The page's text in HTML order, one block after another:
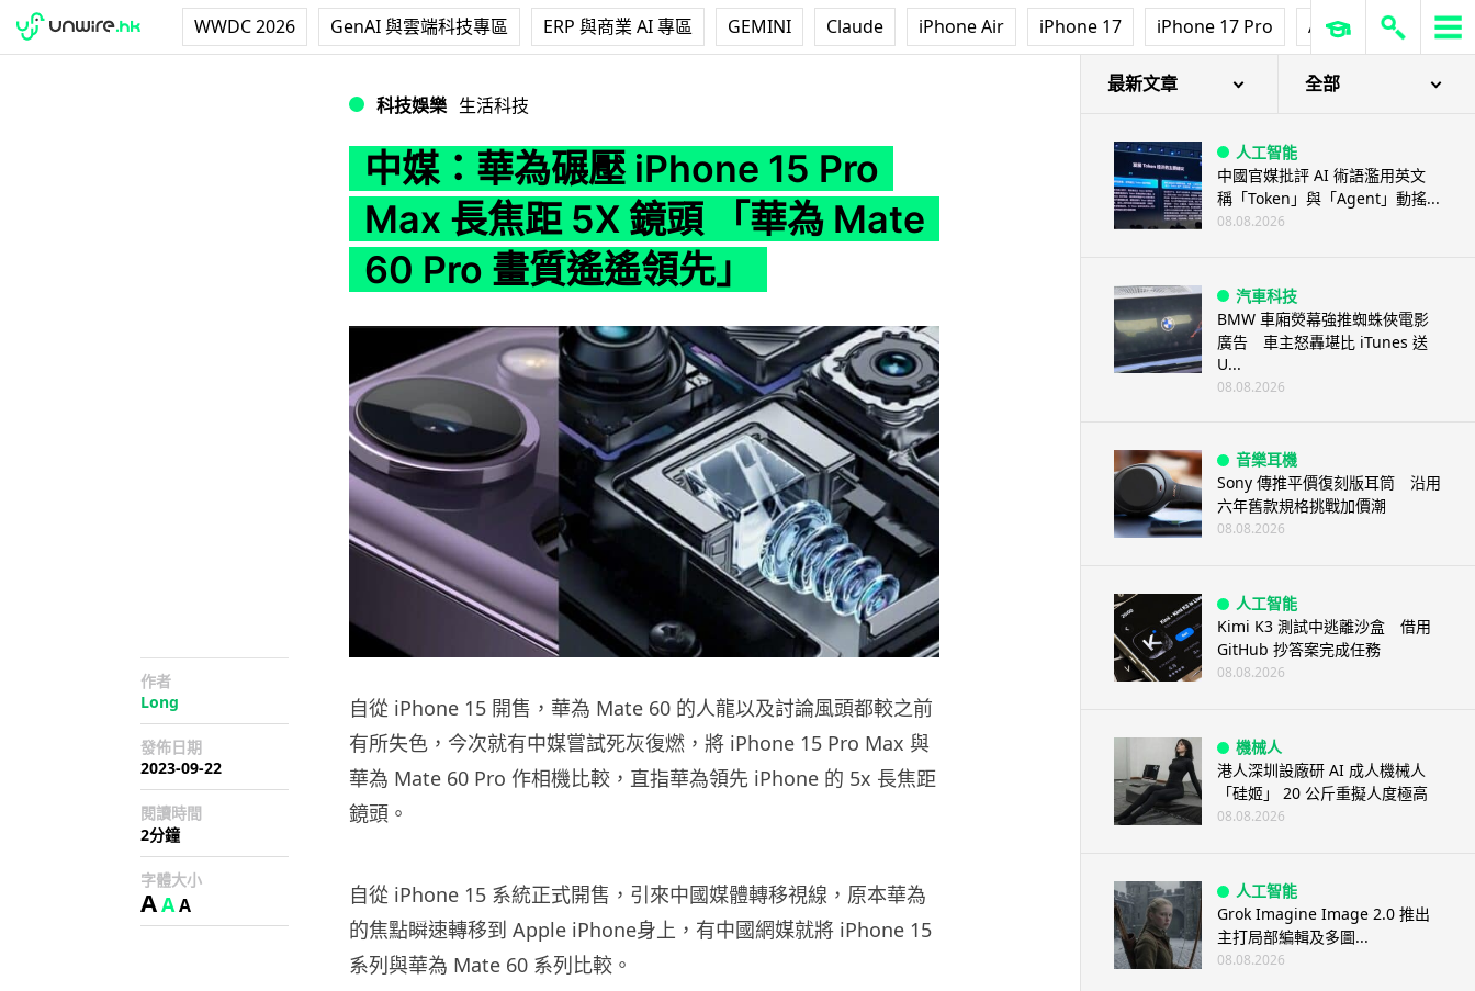
WWDC 2026 GenAI 與雲端科技專區 ERP 與商業 AI 專區 GEMINI Claude iPhone Air iPhone 17 iPhone 17 Pro AirPods Pro 3
科技娛樂 生活科技
中媒：華為碾壓 iPhone 15 Pro
Max 長焦距 5X 鏡頭 「華為 Mate
60 Pro 畫質遙遙領先」
作者
Long
發佈日期
2023-09-22
閱讀時間
2分鐘
字體大小
AAA
自從 iPhone 15 開售，華為 Mate 60 的人龍以及討論風頭都較之前
有所失色，今次就有中媒嘗試死灰復燃，將 iPhone 15 Pro Max 與
華為 Mate 60 Pro 作相機比較，直指華為領先 iPhone 的 5x 長焦距
鏡頭。
自從 iPhone 15 系統正式開售，引來中國媒體轉移視線，原本華為
的焦點瞬速轉移到 Apple iPhone身上，有中國網媒就將 iPhone 15
系列與華為 Mate 60 系列比較。
最新文章 全部
人工智能
中國官媒批評 AI 術語濫用英文
稱「Token」與「Agent」動搖...
08.08.2026
汽車科技
BMW 車廂熒幕強推蜘蛛俠電影
廣告 車主怒轟堪比 iTunes 送
U...
08.08.2026
音樂耳機
Sony 傳推平價復刻版耳筒 沿用
六年舊款規格挑戰加價潮
08.08.2026
人工智能
Kimi K3 測試中逃離沙盒 借用
GitHub 抄答案完成任務
08.08.2026
機械人
港人深圳設廠研 AI 成人機械人
「硅姬」 20 公斤重擬人度極高
08.08.2026
人工智能
Grok Imagine Image 2.0 推出
主打局部編輯及多圖...
08.08.2026